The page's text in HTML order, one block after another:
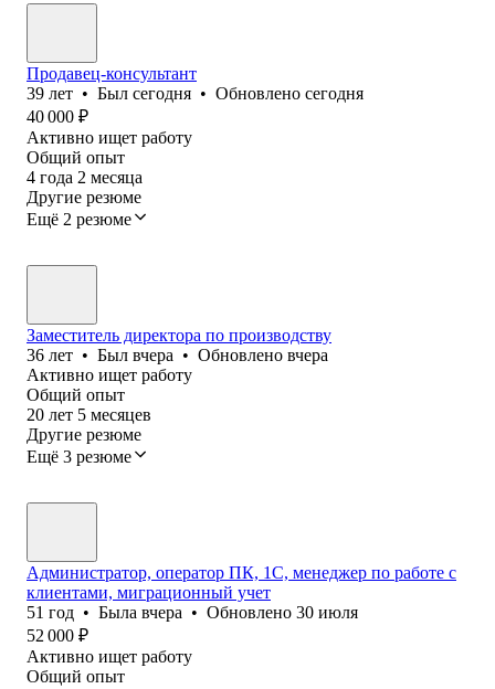
Продавец-консультант
39 лет • Был сегодня • Обновлено сегодня
40 000 ₽
Активно ищет работу
Общий опыт
4 года 2 месяца
Другие резюме
Ещё 2 резюме
Заместитель директора по производству
36 лет • Был вчера • Обновлено вчера
Активно ищет работу
Общий опыт
20 лет 5 месяцев
Другие резюме
Ещё 3 резюме
Администратор, оператор ПК, 1С, менеджер по работе с
клиентами, миграционный учет
51 год • Была вчера • Обновлено 30 июля
52 000 ₽
Активно ищет работу
Общий опыт